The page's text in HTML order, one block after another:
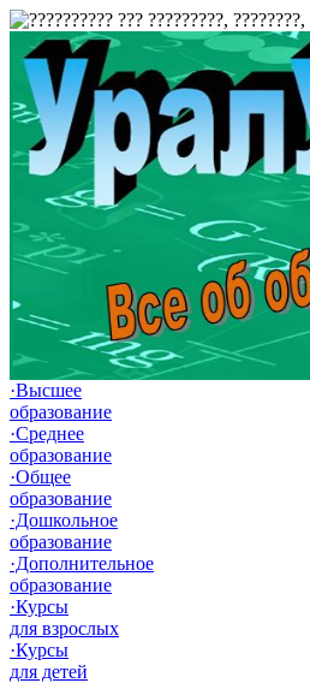
·Высшее
образование
·Среднее
образование
·Общее
образование
·Дошкольное
образование
·Дополнительное
образование
·Курсы
для взрослых
·Курсы
для детей